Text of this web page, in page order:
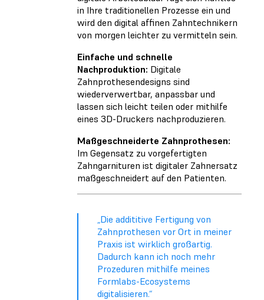
in Ihre traditionellen Prozesse ein und
wird den digital affinen Zahntechnikern
von morgen leichter zu vermitteln sein.
Einfache und schnelle
Nachproduktion: Digitale
Zahnprothesendesigns sind
wiederverwertbar, anpassbar und
lassen sich leicht teilen oder mithilfe
eines 3D-Druckers nachproduzieren.
Maßgeschneiderte Zahnprothesen:
Im Gegensatz zu vorgefertigten
Zahngarnituren ist digitaler Zahnersatz
maßgeschneidert auf den Patienten.
„Die addititive Fertigung von
Zahnprothesen vor Ort in meiner
Praxis ist wirklich großartig.
Dadurch kann ich noch mehr
Prozeduren mithilfe meines
Formlabs-Ecosystems
digitalisieren.“